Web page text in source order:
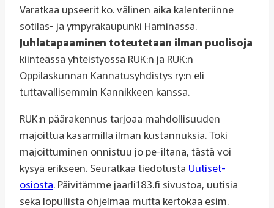
Varatkaa upseerit ko. välinen aika kalenteriinne
sotilas- ja ympyräkaupunki Haminassa.
Juhlatapaaminen toteutetaan ilman puolisoja
kiinteässä yhteistyössä RUK:n ja RUK:n
Oppilaskunnan Kannatusyhdistys ry:n eli
tuttavallisemmin Kannikkeen kanssa.
RUK:n päärakennus tarjoaa mahdollisuuden
majoittua kasarmilla ilman kustannuksia. Toki
majoittuminen onnistuu jo pe-iltana, tästä voi
kysyä erikseen. Seuratkaa tiedotusta Uutiset-
osiosta. Päivitämme jaarli183.fi sivustoa, uutisia
sekä lopullista ohjelmaa mutta kertokaa esim.